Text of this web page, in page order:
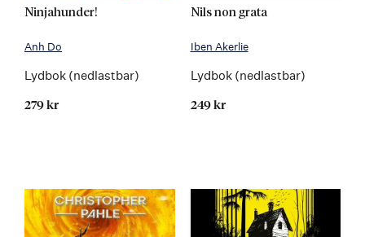
Ninjahunder!
Anh Do
Lydbok (nedlastbar)
279 kr
Nils non grata
Iben Akerlie
Lydbok (nedlastbar)
249 kr